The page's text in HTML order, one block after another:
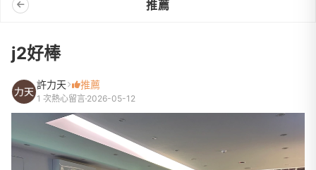
推薦
j2好棒
許力天 推薦
1 次熱心留言 2026-05-12